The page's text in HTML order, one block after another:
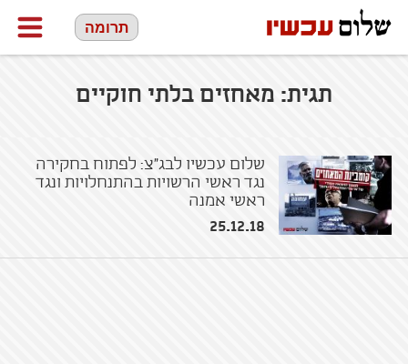
תרומה
תגית: מאחזים בלתי חוקיים
שלום עכשיו לבג"צ: לפתוח בחקירה
נגד ראשי הרשויות בהתנחלויות ונגד
ראשי אמנה
25.12.18